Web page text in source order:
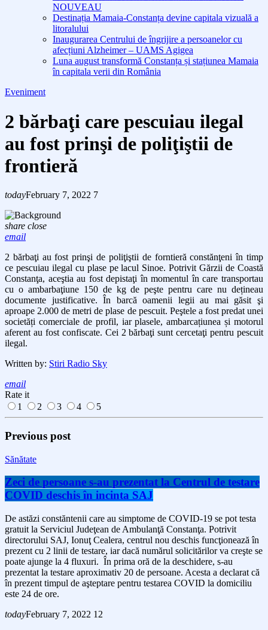
NOUVEAU
Destinația Mamaia-Constanța devine capitala vizuală a
litoralului
Inaugurarea Centrului de îngrijire a persoanelor cu
afecțiuni Alzheimer – UAMS Agigea
Luna august transformă Constanța și stațiunea Mamaia
în capitala verii din România
Eveniment
2 bărbaţi care pescuiau ilegal
au fost prinşi de poliţiştii de
frontieră
todayFebruary 7, 2022 7
share close
email
2 bărbaţi au fost prinşi de poliţiştii de forntieră constănţeni în timp
ce pescuiau ilegal cu plase pe lacul Sinoe. Potrivit Gărzii de Coastă
Constanţa, aceştia au fost depistaţi în momentul în care transportau
cu o ambarbaţiune 150 de kg de peşte pentru care nu dețineau
documente justificative. În barcă oamenii legii au mai găsit şi
aproape 2.000 de metri deplase de pescuit. Peştele a fost predat unei
societăți comerciale de profil, iar plasele, ambarcațiunea și motorul
aferent au fost confiscate. Cei 2 bărbaţi sunt cercetaţi pentru pescuit
ilegal.
Written by: Stiri Radio Sky
email
Rate it
1
2 3 4 5
Previous post
Sănătate
Zeci de persoane s-au prezentat la Centrul de testare
COVID deschis în incinta SAJ
De astăzi constăntenii care au simptome de COVID-19 se pot testa
gratuit la Serviciul Judeţean de Ambulanţă Constanţa. Potrivit
directorului SAJ, Ionuţ Cealera, centrul nou deschis funcţionează în
prezent cu 2 linii de testare, iar dacă numărul solicitărilor va creşte se
poate ajunge la 4 fluxuri. În prima oră de la deschidere, s-au
prezentat la testare aproximativ 20 de persoane. Acesta a declarat că
în prezent timpul de aşteptare pentru testarea COVID la domiciliu
este 24 de ore.
todayFebruary 7, 2022 12